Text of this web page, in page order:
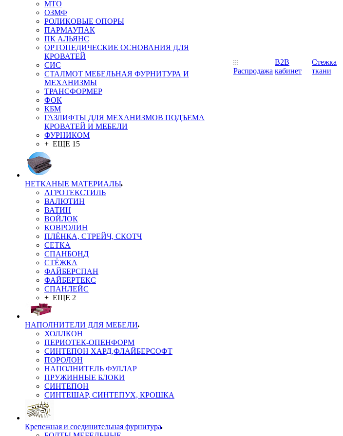
MTO
ОЗМФ
РОЛИКОВЫЕ ОПОРЫ
ПАРМАУПАК
ПК АЛЬЯНС
ОРТОПЕДИЧЕСКИЕ ОСНОВАНИЯ ДЛЯ
КРОВАТЕЙ
СИС
СТАЛМОТ МЕБЕЛЬНАЯ ФУРНИТУРА И
МЕХАНИЗМЫ
ТРАНСФОРМЕР
ФОК
КБМ
ГАЗЛИФТЫ ДЛЯ МЕХАНИЗМОВ ПОДЪЕМА
КРОВАТЕЙ И МЕБЕЛИ
ФУРНИКОМ
+ ЕЩЕ 15
НЕТКАНЫЕ МАТЕРИАЛЫ
АГРОТЕКСТИЛЬ
ВАЛЮТИН
ВАТИН
ВОЙЛОК
КОВРОЛИН
ПЛЁНКА, СТРЕЙЧ, СКОТЧ
СЕТКА
СПАНБОНД
СТЁЖКА
ФАЙБЕРСПАН
ФАЙБЕРТЕКС
СПАНЛЕЙС
+ ЕЩЕ 2
НАПОЛНИТЕЛИ ДЛЯ МЕБЕЛИ
ХОЛЛКОН
ПЕРИОТЕК-ОПЕНФОРМ
СИНТЕПОН ХАРД,ФЛАЙБЕРСОФТ
ПОРОЛОН
НАПОЛНИТЕЛЬ ФУЛЛАР
ПРУЖИННЫЕ БЛОКИ
СИНТЕПОН
СИНТЕШАР, СИНТЕПУХ, КРОШКА
Крепежная и соединительная фурнитура
Распродажа
B2B
кабинет
Стежка
ткани